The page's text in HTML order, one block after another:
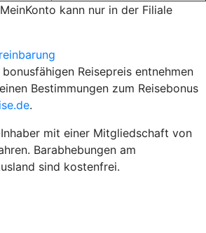
kann nur in der Filiale
Reisepreis entnehmen
Bestimmungen zum Reisebonus
.
mit einer Mitgliedschaft von
Barabhebungen am
sind kostenfrei.